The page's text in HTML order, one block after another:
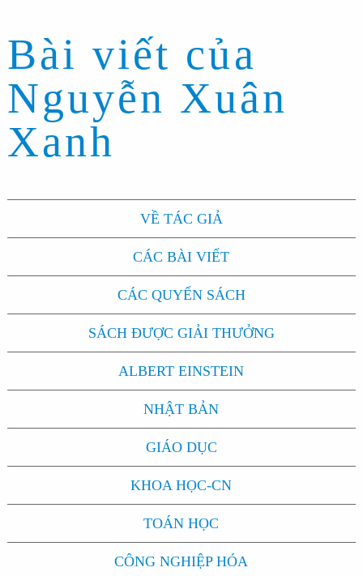
Bài viết của
Nguyễn Xuân
Xanh
VỀ TÁC GIẢ
CÁC BÀI VIẾT
CÁC QUYỂN SÁCH
SÁCH ĐƯỢC GIẢI THƯỞNG
ALBERT EINSTEIN
NHẬT BẢN
GIÁO DỤC
KHOA HỌC-CN
TOÁN HỌC
CÔNG NGHIỆP HÓA